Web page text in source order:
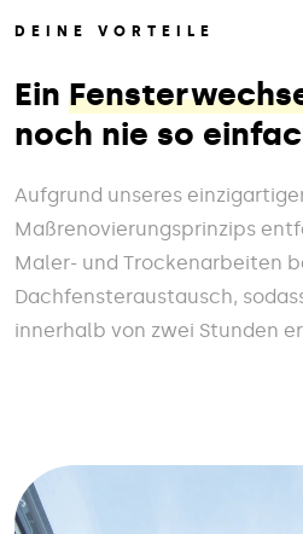
DEINE VORTEILE
Ein
noch nie so
Aufgrund unseres
Maßrenovierungsprinzips
Maler- und Trockenarbeiten
Dachfensteraustausch,
innerhalb von zwei Stunden